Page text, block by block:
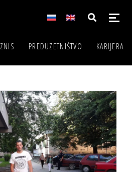
PREDUZETNIŠTVO KARIJERA